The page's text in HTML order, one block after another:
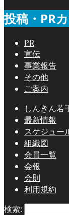
投稿・PR
PR
宣伝
事業報告
その他
ご案内
しんきん若
最新情報
スケジュー
組織図
会員一覧
会報
会則
利用規約
検索: